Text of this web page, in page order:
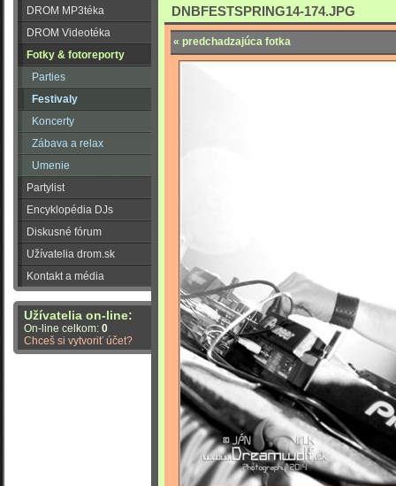
DROM MP3téka
DROM Videotéka
Fotky & fotoreporty
Parties
Festivaly
Koncerty
Zábava a relax
Umenie
Partylist
Encyklopédia DJs
Diskusné fórum
Užívatelia drom.sk
Kontakt a média
Užívatelia on-line:
On-line celkom: 0
Chceš si vytvoriť účet?
DNBFESTSPRING14-174.JPG
« predchadzajúca fotka